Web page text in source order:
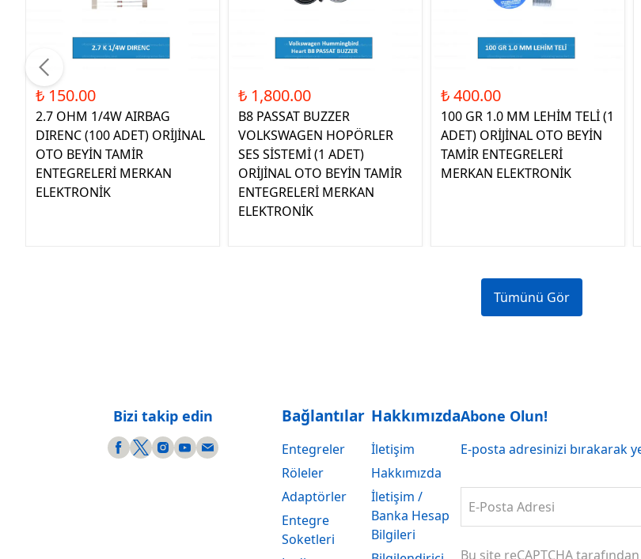
₺ 150.00
2.7 OHM 1/4W AIRBAG
DIRENC (100 ADET) ORİJİNAL
OTO BEYİN TAMİR
ENTEGRELERİ MERKAN
ELEKTRONİK
₺ 1,800.00
B8 PASSAT BUZZER
VOLKSWAGEN HOPÖRLER
SES SİSTEMİ (1 ADET)
ORİJİNAL OTO BEYİN TAMİR
ENTEGRELERİ MERKAN
ELEKTRONİK
₺ 400.00
100 GR 1.0 MM LEHİM TELİ (1
ADET) ORİJİNAL OTO BEYİN
TAMİR ENTEGRELERİ
MERKAN ELEKTRONİK
Tümünü Gör
Bizi takip edin Bağlantılar
Entegreler
Röleler
Adaptörler
Entegre
Soketleri
Hakkımızda
İletişim
Hakkımızda
İletişim /
Banka Hesap
Bilgileri
Abone Olun!
E-posta adresinizi bırakarak
E-Posta Adresi
Bu site reCAPTCHA